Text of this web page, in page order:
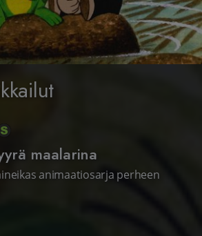
maalarina
animaatiosarja perheen